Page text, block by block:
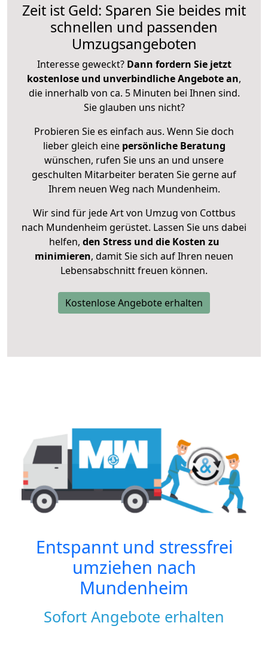
Zeit ist Geld: Sparen Sie beides mit
schnellen und passenden
Umzugsangeboten
Interesse geweckt? Dann fordern Sie jetzt
kostenlose und unverbindliche Angebote an,
die innerhalb von ca. 5 Minuten bei Ihnen sind.
Sie glauben uns nicht?
Probieren Sie es einfach aus. Wenn Sie doch
lieber gleich eine persönliche Beratung
wünschen, rufen Sie uns an und unsere
geschulten Mitarbeiter beraten Sie gerne auf
Ihrem neuen Weg nach Mundenheim.
Wir sind für jede Art von Umzug von Cottbus
nach Mundenheim gerüstet. Lassen Sie uns dabei
helfen, den Stress und die Kosten zu
minimieren, damit Sie sich auf Ihren neuen
Lebensabschnitt freuen können.
Kostenlose Angebote erhalten
Entspannt und stressfrei
umziehen nach
Mundenheim
Sofort Angebote erhalten